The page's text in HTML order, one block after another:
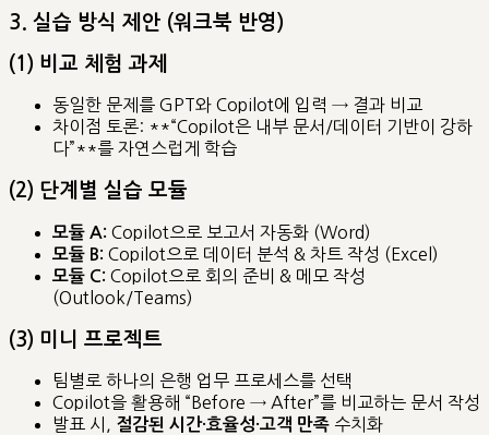
3. 실습 방식 제안 (워크북 반영)
(1) 비교 체험 과제
동일한 문제를 GPT와 Copilot에 입력 → 결과 비교
차이점 토론: **“Copilot은 내부 문서/데이터 기반이 강하
다”**를 자연스럽게 학습
(2) 단계별 실습 모듈
모듈 A: Copilot으로 보고서 자동화 (Word)
모듈 B: Copilot으로 데이터 분석 & 차트 작성 (Excel)
모듈 C: Copilot으로 회의 준비 & 메모 작성
(Outlook/Teams)
(3) 미니 프로젝트
팀별로 하나의 은행 업무 프로세스를 선택
Copilot을 활용해 “Before → After”를 비교하는 문서 작성
발표 시, 절감된 시간·효율성·고객 만족 수치화